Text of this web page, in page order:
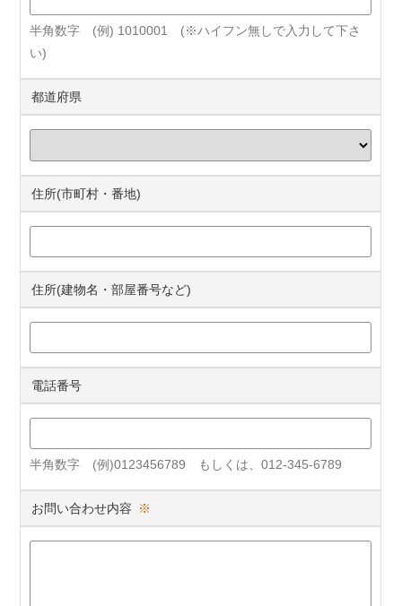
半角数字 (例) 1010001 (※ハイフン無しで入力して下さ
い)
都道府県
住所(市町村・番地)
住所(建物名・部屋番号など)
電話番号
半角数字 (例)0123456789 もしくは、012-345-6789
お問い合わせ内容 ※